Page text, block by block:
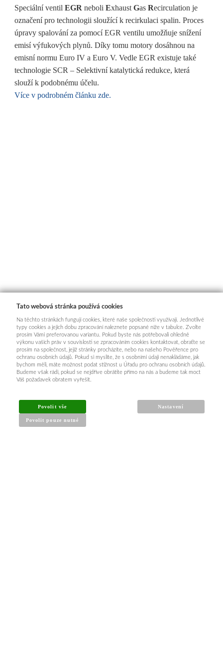
Speciální ventil EGR neboli Exhaust Gas Recirculation je
označení pro technologii sloužící k recirkulaci spalin. Proces
úpravy spalování za pomocí EGR ventilu umožňuje snížení
emisí výfukových plynů. Díky tomu motory dosáhnou na
emisní normu Euro IV a Euro V. Vedle EGR existuje také
technologie SCR – Selektivní katalytická redukce, která
slouží k podobnému účelu.
Více v podrobném článku zde.
Tato webová stránka používá cookies
Na těchto stránkách fungují cookies, které naše společnosti využívají. Jednotlivé
typy cookies a jejich dobu zpracování naleznete popsané níže v tabulce. Zvolte
prosím Vámi preferovanou variantu. Pokud byste nás potřebovali ohledně
výkonu vašich práv v souvislosti se zpracováním cookies kontaktovat, obraťte se
prosím na společnost, jejíž stránky procházíte, nebo na našeho Pověřence pro
ochranu osobních údajů. Pokud si myslíte, že s osobními údaji nenakládáme, jak
bychom měli, máte možnost podat stížnost u Úřadu pro ochranu osobních údajů.
Budeme však rádi, pokud se nejdříve obrátíte přímo na nás a budeme tak moct
Váš požadavek obratem vyřešit.
Povolit vše
Povolit pouze nutné
Nastavení